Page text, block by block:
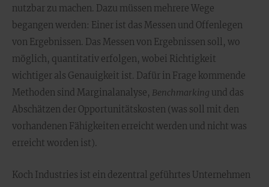
nutzbar zu machen. Dazu müssen mehrere Wege
begangen werden: Einer ist das Messen und Offenlegen
von Ergebnissen. Das Messen von Ergebnissen soll, wo
möglich, quantitativ erfolgen, wobei Richtigkeit
wichtiger als Genauigkeit ist. Dafür in Frage kommende
Methoden sind Marginalanalyse, Benchmarking und das
Abschätzen der Opportunitätskosten (was soll mit den
vorhandenen Fähigkeiten erreicht werden und nicht was
erreicht worden ist).
Koch Industries ist ein dezentral geführtes Unternehmen